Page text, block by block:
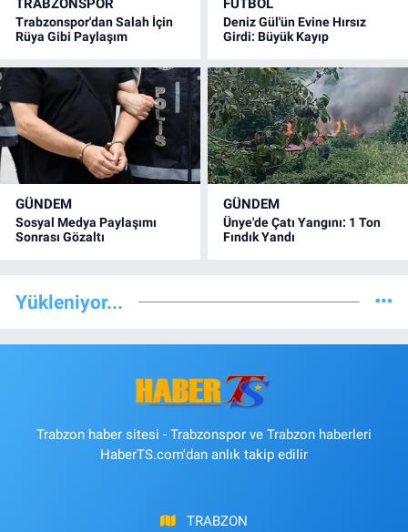
TRABZONSPOR
Trabzonspor'dan Salah İçin
Rüya Gibi Paylaşım
FUTBOL
Deniz Gül'ün Evine Hırsız
Girdi: Büyük Kayıp
GÜNDEM
Sosyal Medya Paylaşımı
Sonrası Gözaltı
GÜNDEM
Ünye'de Çatı Yangını: 1 Ton
Fındık Yandı
Yükleniyor...
Trabzon haber sitesi - Trabzonspor ve Trabzon haberleri
HaberTS.com'dan anlık takip edilir
TRABZON